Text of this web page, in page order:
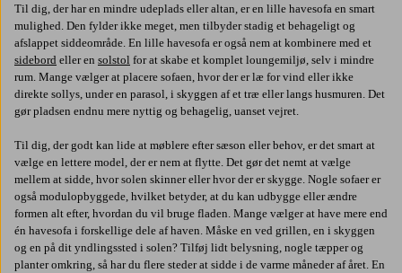
Til dig, der har en mindre udeplads eller altan, er en lille havesofa en smart
mulighed. Den fylder ikke meget, men tilbyder stadig et behageligt og
afslappet siddeområde. En lille havesofa er også nem at kombinere med et
sidebord eller en solstol for at skabe et komplet loungemiljø, selv i mindre
rum. Mange vælger at placere sofaen, hvor der er læ for vind eller ikke
direkte sollys, under en parasol, i skyggen af et træ eller langs husmuren. Det
gør pladsen endnu mere nyttig og behagelig, uanset vejret.
Til dig, der godt kan lide at møblere efter sæson eller behov, er det smart at
vælge en lettere model, der er nem at flytte. Det gør det nemt at vælge
mellem at sidde, hvor solen skinner eller hvor der er skygge. Nogle sofaer er
også modulopbyggede, hvilket betyder, at du kan udbygge eller ændre
formen alt efter, hvordan du vil bruge fladen. Mange vælger at have mere end
én havesofa i forskellige dele af haven. Måske en ved grillen, en i skyggen
og en på dit yndlingssted i solen? Tilføj lidt belysning, nogle tæpper og
planter omkring, så har du flere steder at sidde i de varme måneder af året. En